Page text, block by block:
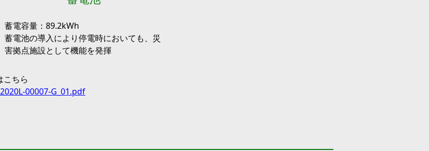
蓄電容量：89.2kWh
蓄電池の導入により停電時においても、災
害拠点施設として機能を発揮
こちら
00007-G_01.pdf